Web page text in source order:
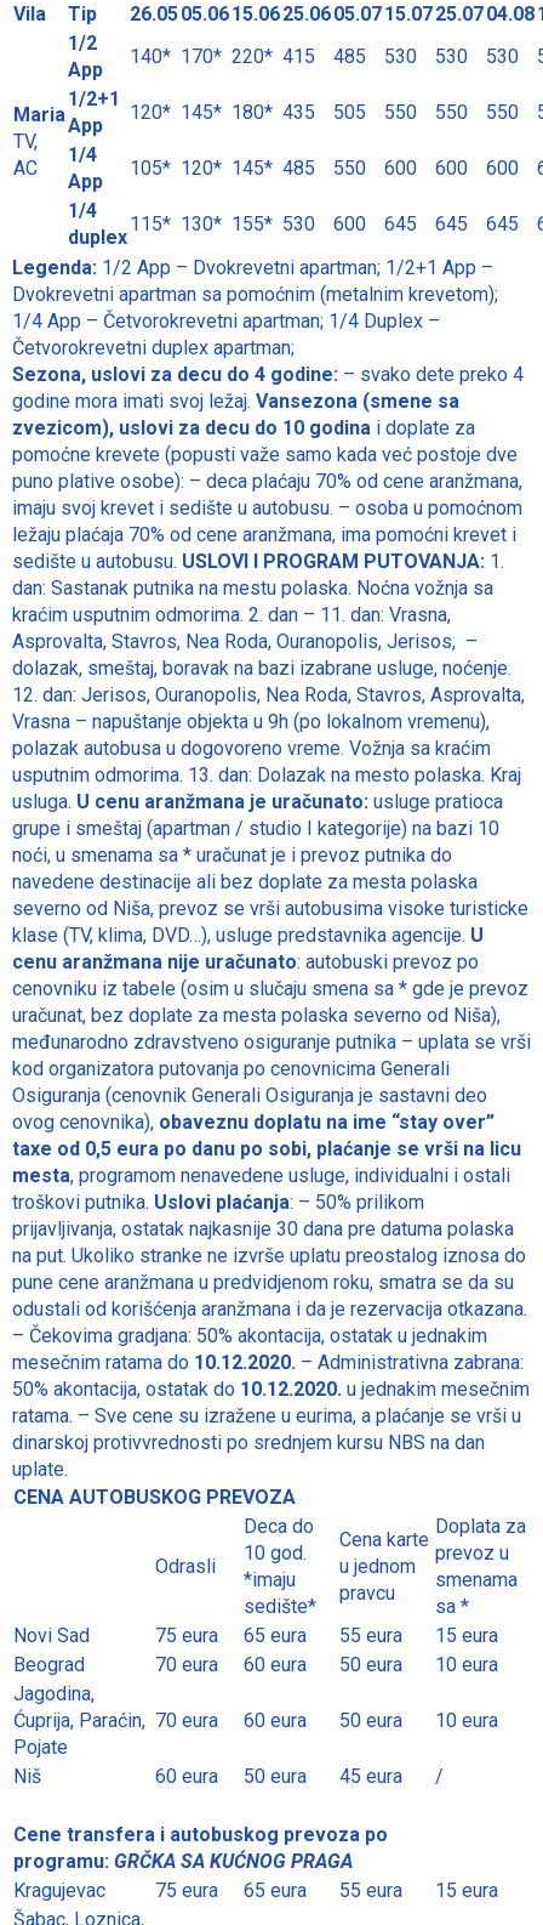
Vila
Tip 26.0505.0615.0625.0605.0715.0725.0704.08
Maria
TV,
AC
1/2
App
140* 170* 220* 415 485 530 530 530
1/2+1
App
120* 145* 180* 435 505 550 550 550
1/4
App
105* 120* 145* 485 550 600 600 600
1/4
duplex
115* 130* 155* 530 600 645 645 645
Legenda: 1/2 App – Dvokrevetni apartman; 1/2+1 App –
Dvokrevetni apartman sa pomoćnim (metalnim krevetom);
1/4 App – Četvorokrevetni apartman; 1/4 Duplex –
Četvorokrevetni duplex apartman;
Sezona, uslovi za decu do 4 godine: – svako dete preko 4
godine mora imati svoj ležaj. Vansezona (smene sa
zvezicom), uslovi za decu do 10 godina i doplate za
pomoćne krevete (popusti važe samo kada već postoje dve
puno plative osobe): – deca plaćaju 70% od cene aranžmana,
imaju svoj krevet i sedište u autobusu. – osoba u pomoćnom
ležaju plaćaja 70% od cene aranžmana, ima pomoćni krevet i
sedište u autobusu. USLOVI I PROGRAM PUTOVANJA: 1.
dan: Sastanak putnika na mestu polaska. Noćna vožnja sa
kraćim usputnim odmorima. 2. dan – 11. dan: Vrasna,
Asprovalta, Stavros, Nea Roda, Ouranopolis, Jerisos, –
dolazak, smeštaj, boravak na bazi izabrane usluge, noćenje.
12. dan: Jerisos, Ouranopolis, Nea Roda, Stavros, Asprovalta,
Vrasna – napuštanje objekta u 9h (po lokalnom vremenu),
polazak autobusa u dogovoreno vreme. Vožnja sa kraćim
usputnim odmorima. 13. dan: Dolazak na mesto polaska. Kraj
usluga. U cenu aranžmana je uračunato: usluge pratioca
grupe i smeštaj (apartman / studio I kategorije) na bazi 10
noći, u smenama sa * uračunat je i prevoz putnika do
navedene destinacije ali bez doplate za mesta polaska
severno od Niša, prevoz se vrši autobusima visoke turisticke
klase (TV, klima, DVD…), usluge predstavnika agencije. U
cenu aranžmana nije uračunato: autobuski prevoz po
cenovniku iz tabele (osim u slučaju smena sa * gde je prevoz
uračunat, bez doplate za mesta polaska severno od Niša),
međunarodno zdravstveno osiguranje putnika – uplata se vrši
kod organizatora putovanja po cenovnicima Generali
Osiguranja (cenovnik Generali Osiguranja je sastavni deo
ovog cenovnika), obaveznu doplatu na ime “stay over”
taxe od 0,5 eura po danu po sobi, plaćanje se vrši na licu
mesta, programom nenavedene usluge, individualni i ostali
troškovi putnika. Uslovi plaćanja: – 50% prilikom
prijavljivanja, ostatak najkasnije 30 dana pre datuma polaska
na put. Ukoliko stranke ne izvrše uplatu preostalog iznosa do
pune cene aranžmana u predvidjenom roku, smatra se da su
odustali od korišćenja aranžmana i da je rezervacija otkazana.
– Čekovima gradjana: 50% akontacija, ostatak u jednakim
mesečnim ratama do 10.12.2020. – Administrativna zabrana:
50% akontacija, ostatak do 10.12.2020. u jednakim mesečnim
ratama. – Sve cene su izražene u eurima, a plaćanje se vrši u
dinarskoj protivvrednosti po srednjem kursu NBS na dan
uplate.
CENA AUTOBUSKOG PREVOZA
Odrasli
Deca do
10 god.
*imaju
sedište*
Cena karte
u jednom
pravcu
Doplata za
prevoz u
smenama
sa *
Novi Sad
75 eura 65 eura 55 eura
15 eura
Beograd
70 eura 60 eura 50 eura
10 eura
Jagodina,
Ćuprija, Paraćin,
Pojate
70 eura 60 eura 50 eura 10 eura
Niš 60 eura 50 eura 45 eura /
Cene transfera i autobuskog prevoza po
programu: GRČKA SA KUĆNOG PRAGA
Kragujevac
75 eura 65 eura 55 eura
15 eura
Šabac, Loznica,